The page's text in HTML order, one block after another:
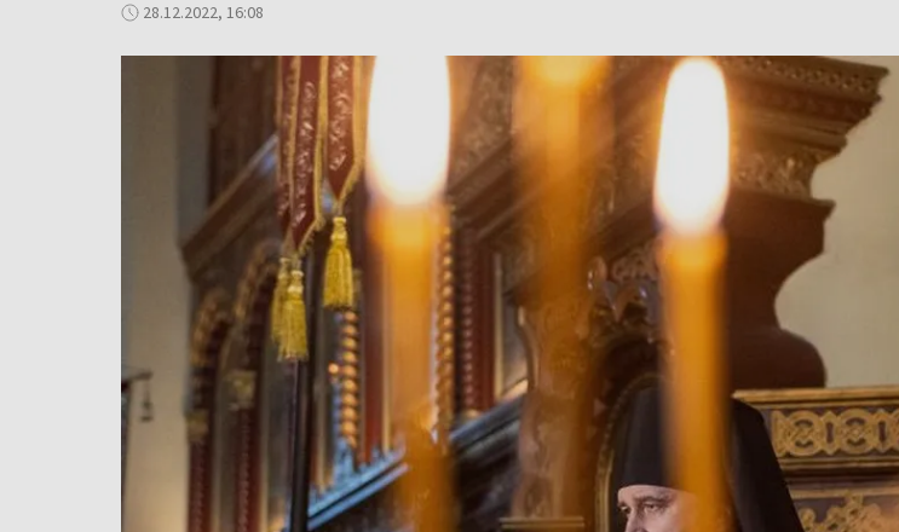
28.12.2022, 16:08